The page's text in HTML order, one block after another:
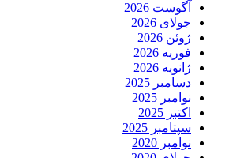
آگوست 2026
جولای 2026
ژوئن 2026
فوریه 2026
ژانویه 2026
دسامبر 2025
نوامبر 2025
اکتبر 2025
سپتامبر 2025
نوامبر 2020